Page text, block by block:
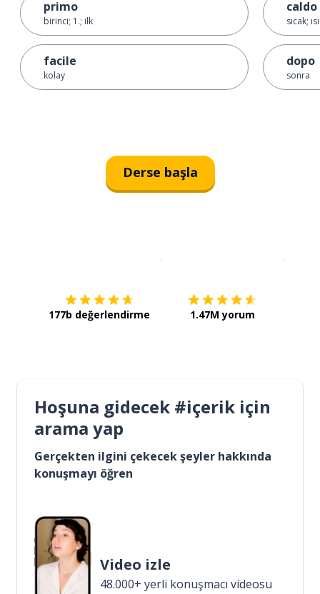
primo
birinci; 1.; ilk
facile
kolay
caldo
sıcak; ısı
dopo
sonra
Derse başla
177b değerlendirme 1.47M yorum
Hoşuna gidecek #içerik için
arama yap
Gerçekten ilgini çekecek şeyler hakkında
konuşmayı öğren
Video izle
48.000+ yerli konuşmacı videosu